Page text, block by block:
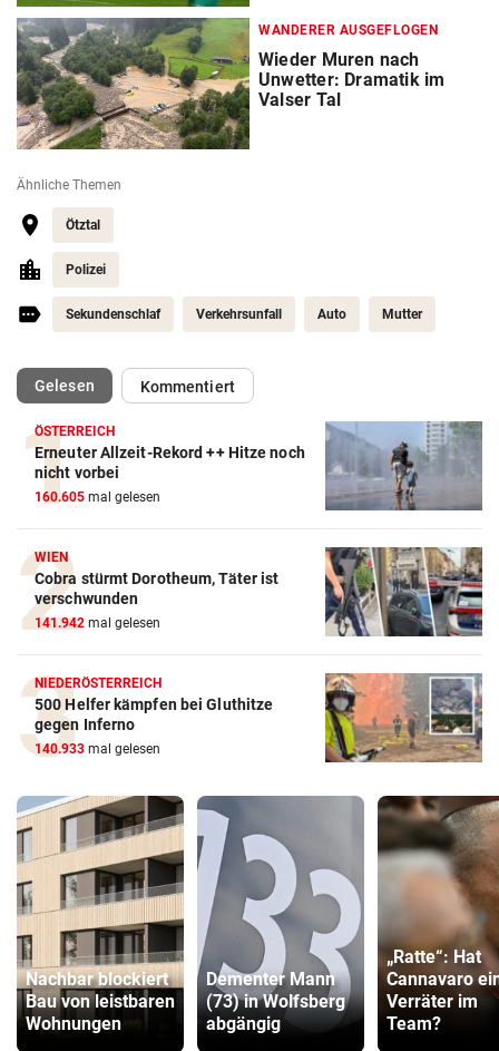
WANDERER AUSGEFLOGEN
Wieder Muren nach
Unwetter: Dramatik im
Valser Tal
Ähnliche Themen
Ötztal
Polizei
Sekundenschlaf Verkehrsunfall Auto Mutter
Gelesen(ausgewählt)Kommentiert
ÖSTERREICH
Erneuter Allzeit-Rekord ++ Hitze noch
nicht vorbei
160.605 mal gelesen
WIEN
Cobra stürmt Dorotheum, Täter ist
verschwunden
141.942 mal gelesen
NIEDERÖSTERREICH
500 Helfer kämpfen bei Gluthitze
gegen Inferno
140.933 mal gelesen
Nachbar blockiert
Bau von leistbaren
Wohnungen
Dementer Mann
(73) in Wolfsberg
abgängig
„Ratte“: Hat
Cannavaro
Verräter im
Team?